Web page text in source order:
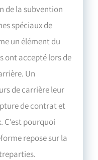
de la subvention
spéciaux de
un élément du
ont accepté lors de
Un
de carrière leur
de contrat et
C’est pourquoi
repose sur la